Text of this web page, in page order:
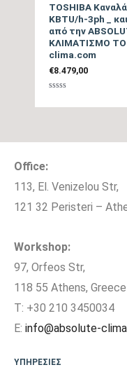
TOSHIBA
KBTU/h-3ph _
από την
ΚΛΙΜΑΤΙΣΜΟ
clima.com
€8.479,00
Office:
113, El. Venizelou Str,
121 32 Peristeri –
Workshop:
97, Orfeos Str,
118 55 Athens, Greece
T: +30 210 3450034
E: info@absolute-
ΥΠΗΡΕΣΙΕΣ